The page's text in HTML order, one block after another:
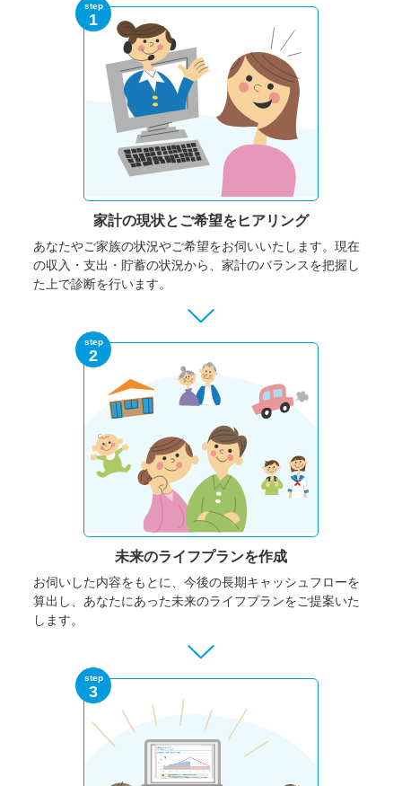
step
1
家計の現状と ご希望をヒアリング
あなたやご家族の状況やご希望をお伺いいたします。 現在
の収入・支出・貯蓄の状況から、家計のバランスを把握し
た上で診断を行います。
step
2
未来のライフプランを作成
お伺いした内容をもとに、今後の長期キャッシュフローを
算出し、あなたにあった未来のライフプランをご提案いた
します。
step
3